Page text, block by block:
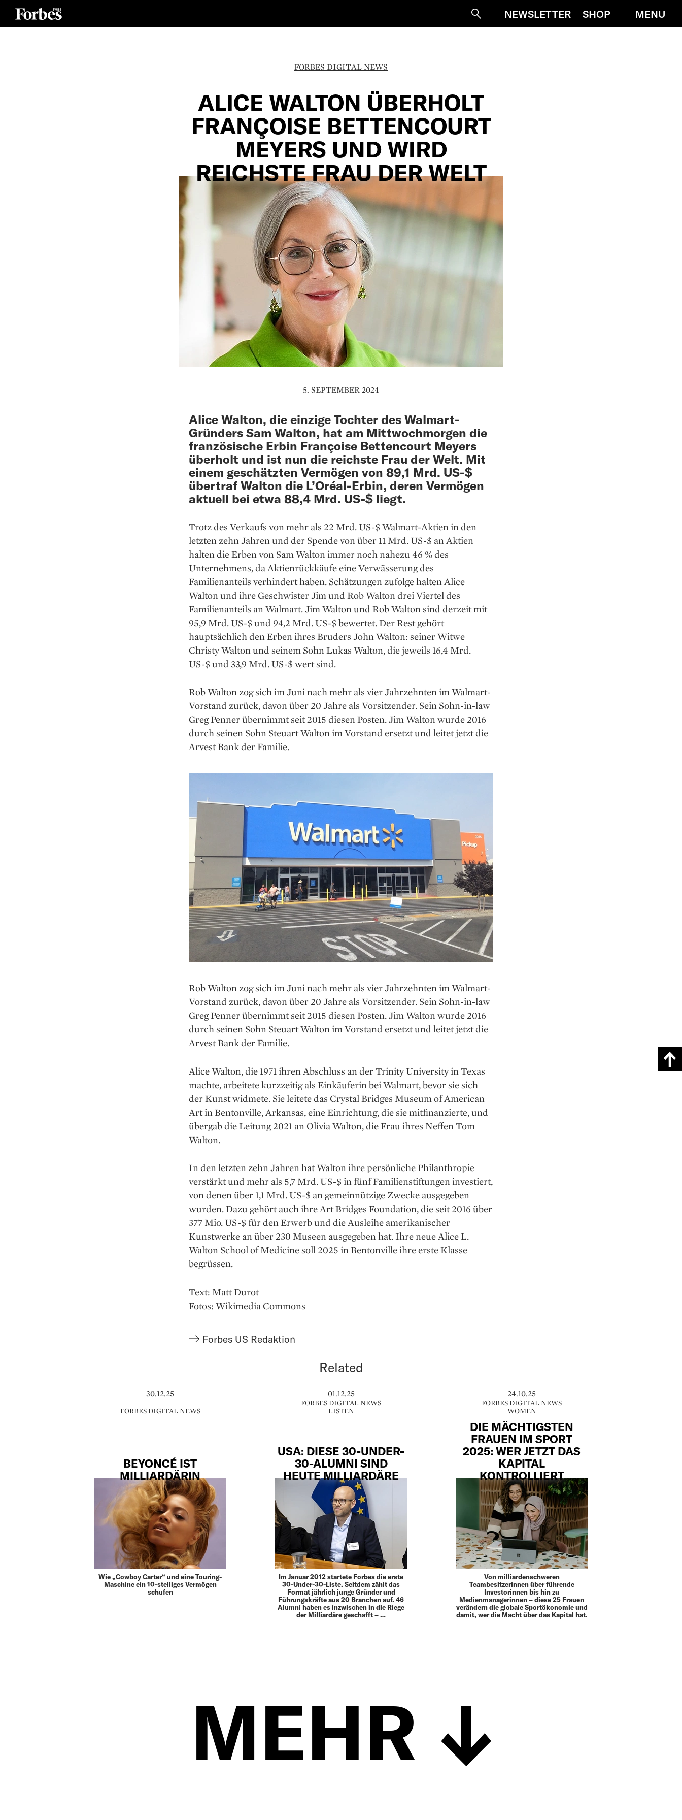
SucheNEWSLETTER SHOP MENU
FORBES DIGITAL NEWS
ALICE WALTON ÜBERHOLT
FRANÇOISE BETTENCOURT
MEYERS UND WIRD
REICHSTE FRAU DER WELT
5. SEPTEMBER 2024
Alice Walton, die einzige Tochter des Walmart-
Gründers Sam Walton, hat am Mittwochmorgen die
französische Erbin Françoise Bettencourt Meyers
überholt und ist nun die reichste Frau der Welt. Mit
einem geschätzten Vermögen von 89,1 Mrd. US-$
übertraf Walton die L’Oréal-Erbin, deren Vermögen
aktuell bei etwa 88,4 Mrd. US-$ liegt.
Trotz des Verkaufs von mehr als 22 Mrd. US-$ Walmart-Aktien in den
letzten zehn Jahren und der Spende von über 11 Mrd. US-$ an Aktien
halten die Erben von Sam Walton immer noch nahezu 46 % des
Unternehmens, da Aktienrückkäufe eine Verwässerung des
Familienanteils verhindert haben. Schätzungen zufolge halten Alice
Walton und ihre Geschwister Jim und Rob Walton drei Viertel des
Familienanteils an Walmart. Jim Walton und Rob Walton sind derzeit mit
95,9 Mrd. US-$ und 94,2 Mrd. US-$ bewertet. Der Rest gehört
hauptsächlich den Erben ihres Bruders John Walton: seiner Witwe
Christy Walton und seinem Sohn Lukas Walton, die jeweils 16,4 Mrd.
US-$ und 33,9 Mrd. US-$ wert sind.
Rob Walton zog sich im Juni nach mehr als vier Jahrzehnten im Walmart-
Vorstand zurück, davon über 20 Jahre als Vorsitzender. Sein Sohn-in-law
Greg Penner übernimmt seit 2015 diesen Posten. Jim Walton wurde 2016
durch seinen Sohn Steuart Walton im Vorstand ersetzt und leitet jetzt die
Arvest Bank der Familie.
Rob Walton zog sich im Juni nach mehr als vier Jahrzehnten im Walmart-
Vorstand zurück, davon über 20 Jahre als Vorsitzender. Sein Sohn-in-law
Greg Penner übernimmt seit 2015 diesen Posten. Jim Walton wurde 2016
durch seinen Sohn Steuart Walton im Vorstand ersetzt und leitet jetzt die
Arvest Bank der Familie.
Alice Walton, die 1971 ihren Abschluss an der Trinity University in Texas
machte, arbeitete kurzzeitig als Einkäuferin bei Walmart, bevor sie sich
der Kunst widmete. Sie leitete das Crystal Bridges Museum of American
Art in Bentonville, Arkansas, eine Einrichtung, die sie mitfinanzierte, und
übergab die Leitung 2021 an Olivia Walton, die Frau ihres Neffen Tom
Walton.
In den letzten zehn Jahren hat Walton ihre persönliche Philanthropie
verstärkt und mehr als 5,7 Mrd. US-$ in fünf Familienstiftungen investiert,
von denen über 1,1 Mrd. US-$ an gemeinnützige Zwecke ausgegeben
wurden. Dazu gehört auch ihre Art Bridges Foundation, die seit 2016 über
377 Mio. US-$ für den Erwerb und die Ausleihe amerikanischer
Kunstwerke an über 230 Museen ausgegeben hat. Ihre neue Alice L.
Walton School of Medicine soll 2025 in Bentonville ihre erste Klasse
begrüssen.
Text: Matt Durot
Fotos: Wikimedia Commons
Forbes US Redaktion
Related
30.12.25
FORBES DIGITAL NEWS
BEYONCÉ IST
MILLIARDÄRIN
Wie „Cowboy Carter“ und eine Touring-
Maschine ein 10-stelliges Vermögen
schufen
01.12.25
FORBES DIGITAL NEWS
LISTEN
USA: DIESE 30-UNDER-
30-ALUMNI SIND
HEUTE MILLIARDÄRE
Im Januar 2012 startete Forbes die erste
30-Under-30-Liste. Seitdem zählt das
Format jährlich junge Gründer und
Führungskräfte aus 20 Branchen auf. 46
Alumni haben es inzwischen in die Riege
der Milliardäre geschafft – …
24.10.25
FORBES DIGITAL NEWS
WOMEN
DIE MÄCHTIGSTEN
FRAUEN IM SPORT
2025: WER JETZT DAS
KAPITAL
KONTROLLIERT
Von milliardenschweren
Teambesitzerinnen über führende
Investorinnen bis hin zu
Medienmanagerinnen – diese 25 Frauen
verändern die globale Sportökonomie und
damit, wer die Macht über das Kapital hat.
MEHR